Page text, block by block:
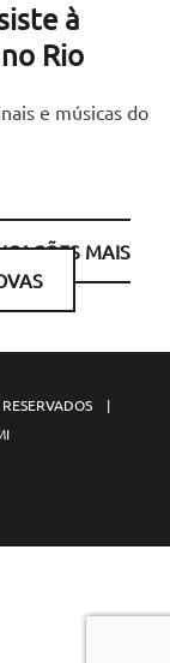
à
Rio
e músicas do
MAIS
RESERVADOS |